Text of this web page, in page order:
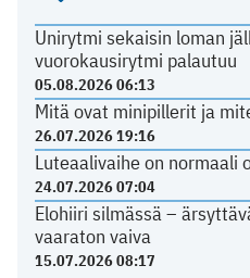
Unirytmi sekaisin loman
vuorokausirytmi palautuu
05.08.2026 06:13
Mitä ovat minipillerit ja
26.07.2026 19:16
Luteaalivaihe on normaali
24.07.2026 07:04
Elohiiri silmässä –
vaaraton vaiva
15.07.2026 08:17